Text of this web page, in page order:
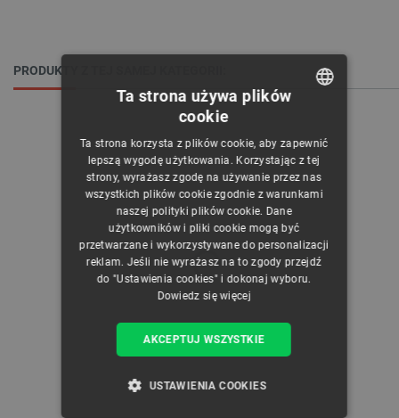
PRODUKTY Z TEJ SAMEJ KATEGORII:
CZECH
ENGLISH
GERMAN
Ta strona używa plików
cookie
Ta strona korzysta z plików cookie, aby zapewnić
lepszą wygodę użytkowania. Korzystając z tej
strony, wyrażasz zgodę na używanie przez nas
wszystkich plików cookie zgodnie z warunkami
naszej polityki plików cookie. Dane
użytkowników i pliki cookie mogą być
przetwarzane i wykorzystywane do personalizacji
reklam. Jeśli nie wyrażasz na to zgody przejdź
do "Ustawienia cookies" i dokonaj wyboru.
Dowiedz się więcej
AKCEPTUJ WSZYSTKIE
USTAWIENIA COOKIES